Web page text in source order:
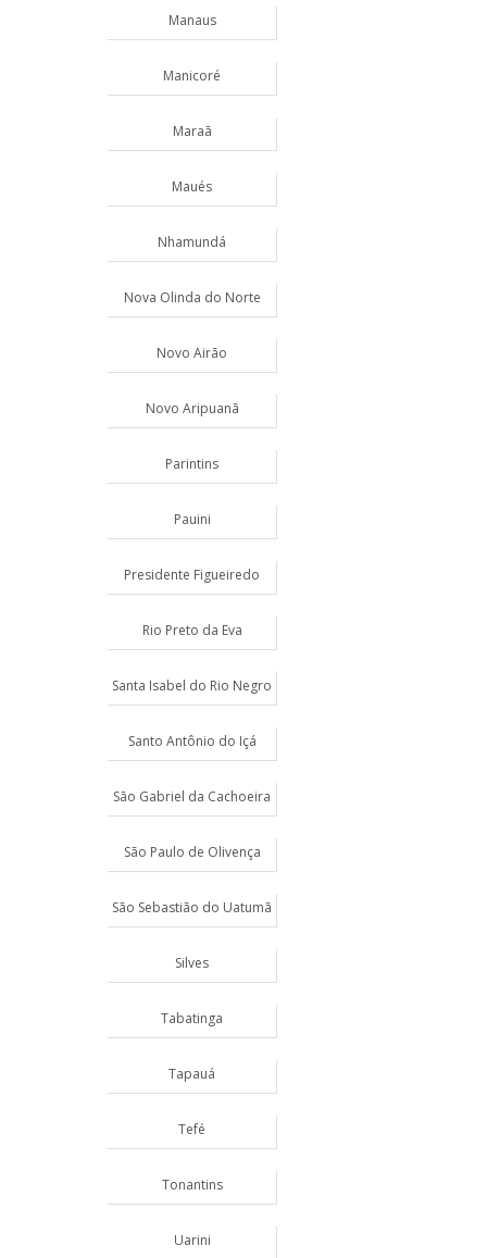
Manaus
Manicoré
Maraã
Maués
Nhamundá
Nova Olinda do Norte
Novo Airão
Novo Aripuanã
Parintins
Pauini
Presidente Figueiredo
Rio Preto da Eva
Santa Isabel do Rio Negro
Santo Antônio do Içá
São Gabriel da Cachoeira
São Paulo de Olivença
São Sebastião do Uatumã
Silves
Tabatinga
Tapauá
Tefé
Tonantins
Uarini